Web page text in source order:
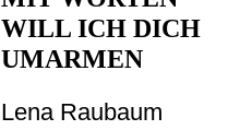
WILL ICH DICH
UMARMEN
Lena Raubaum